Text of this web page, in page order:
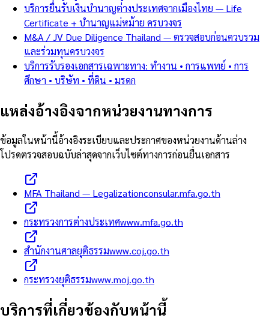
บริการยื่นรับเงินบำนาญต่างประเทศจากเมืองไทย — Life
Certificate + บำนาญแม่หม้าย ครบวงจร
M&A / JV Due Diligence Thailand — ตรวจสอบก่อนควบรวม
และร่วมทุนครบวงจร
บริการรับรองเอกสารเฉพาะทาง: ทำงาน • การแพทย์ • การ
ศึกษา • บริษัท • ที่ดิน • มรดก
แหล่งอ้างอิงจากหน่วยงานทางการ
ข้อมูลในหน้านี้อ้างอิงระเบียบและประกาศของหน่วยงานด้านล่าง
โปรดตรวจสอบฉบับล่าสุดจากเว็บไซต์ทางการก่อนยื่นเอกสาร
MFA Thailand — Legalizationconsular.mfa.go.th
กระทรวงการต่างประเทศwww.mfa.go.th
สำนักงานศาลยุติธรรมwww.coj.go.th
กระทรวงยุติธรรมwww.moj.go.th
บริการที่เกี่ยวข้องกับหน้านี้